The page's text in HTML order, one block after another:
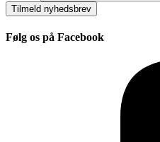
Tilmeld nyhedsbrev
Følg os på Facebook